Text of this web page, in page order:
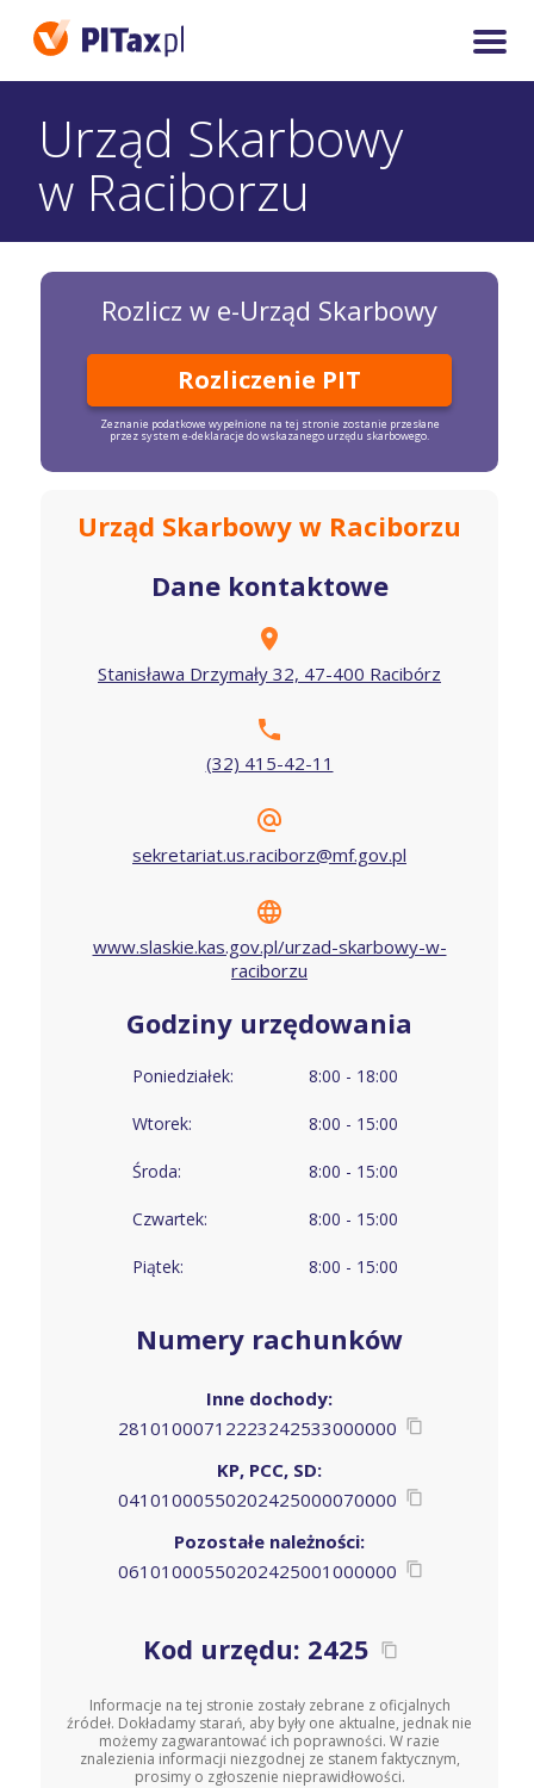
Urząd Skarbowy
w Raciborzu
Rozlicz w e-Urząd Skarbowy
Rozliczenie PIT
Zeznanie podatkowe wypełnione na tej stronie zostanie przesłane
przez system e-deklaracje do wskazanego urzędu skarbowego.
Urząd Skarbowy w Raciborzu
Dane kontaktowe
Stanisława Drzymały 32, 47-400 Racibórz
(32) 415-42-11
sekretariat.us.raciborz@mf.gov.pl
www.slaskie.kas.gov.pl/urzad-skarbowy-w-
raciborzu
Godziny urzędowania
Poniedziałek: 8:00 - 18:00
Wtorek: 8:00 - 15:00
Środa: 8:00 - 15:00
Czwartek: 8:00 - 15:00
Piątek: 8:00 - 15:00
Numery rachunków
Inne dochody:
28101000712223242533000000
KP, PCC, SD:
04101000550202425000070000
Pozostałe należności:
06101000550202425001000000
Kod urzędu: 2425
Informacje na tej stronie zostały zebrane z oficjalnych
źródeł. Dokładamy starań, aby były one aktualne, jednak nie
możemy zagwarantować ich poprawności. W razie
znalezienia informacji niezgodnej ze stanem faktycznym,
prosimy o zgłoszenie nieprawidłowości.